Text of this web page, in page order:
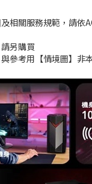
相關服務規範，請依
另購買
參考用【情境圖】非